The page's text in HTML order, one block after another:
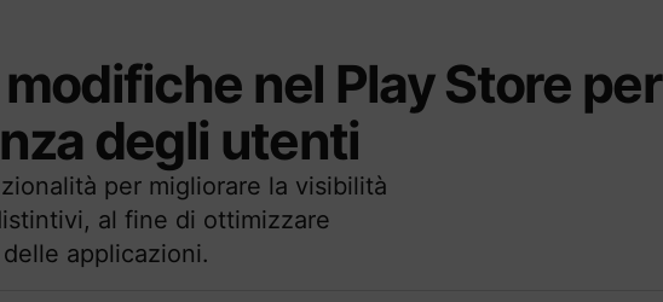
nel Play Store per
degli utenti
per migliorare la visibilità
al fine di ottimizzare
applicazioni.